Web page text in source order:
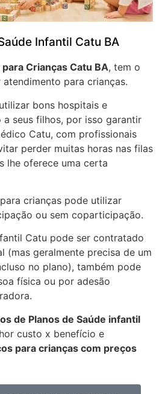
Infantil Catu BA
Crianças Catu BA, tem o
para crianças.
bons hospitais e
seus filhos, por isso garantir
Catu, com profissionais
perder muitas horas nas filas
lhe oferece uma certa
crianças pode utilizar
ou sem coparticipação.
Catu pode ser contratado
(mas geralmente precisa de um
no plano), também pode
física ou por adesão
de Planos de Saúde infantil
custo x benefício e
para crianças com preços